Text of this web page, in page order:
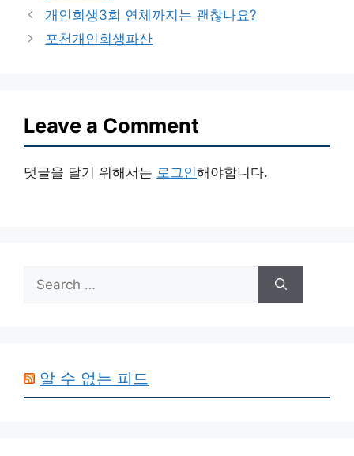
개인회생3회 연체까지는 괜찮나요?
포천개인회생파산
Leave a Comment
댓글을 달기 위해서는 로그인해야합니다.
for:
알 수 없는 피드